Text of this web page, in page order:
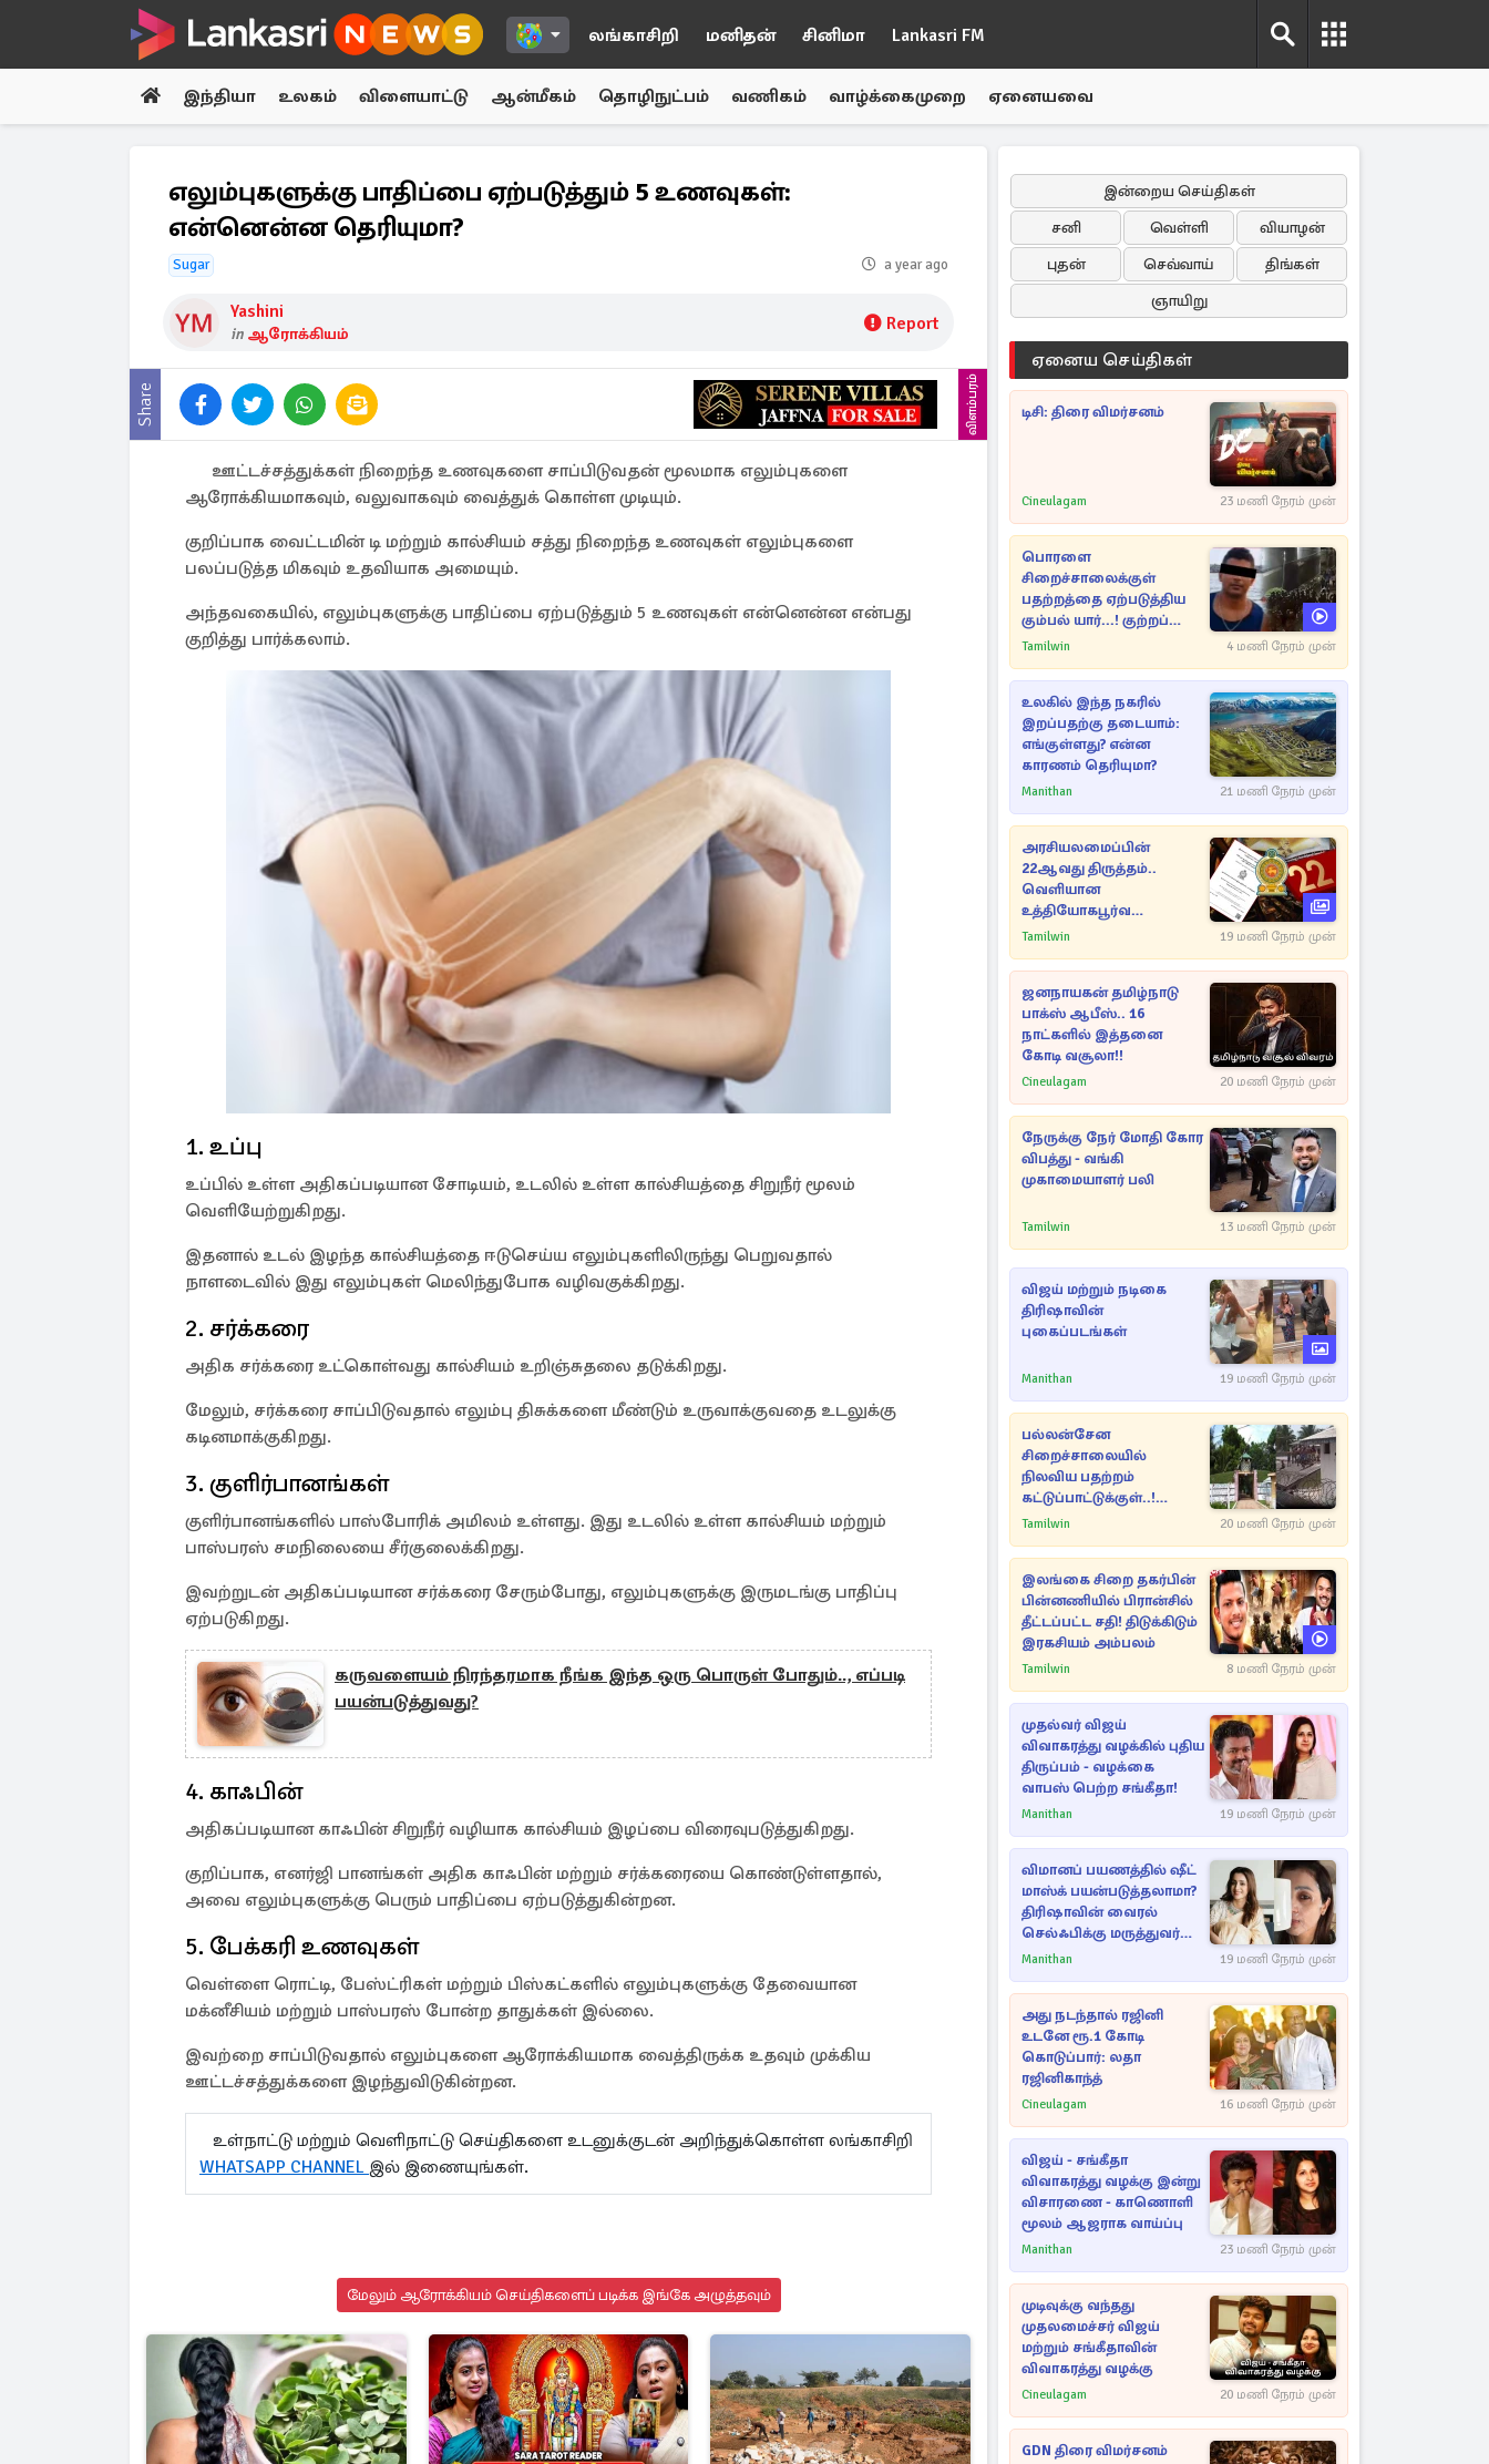
லங்காசிறி மனிதன் சினிமா Lankasri FM
இந்தியா உலகம் விளையாட்டு ஆன்மீகம் தொழிநுட்பம் வணிகம் வாழ்க்கைமுறை ஏனையவை
எலும்புகளுக்கு பாதிப்பை ஏற்படுத்தும் 5 உணவுகள்:
என்னென்ன தெரியுமா?
Sugar a year ago
Yashini
in ஆரோக்கியம் Report
Share விளம்பரம்
ஊட்டச்சத்துக்கள் நிறைந்த உணவுகளை சாப்பிடுவதன் மூலமாக எலும்புகளை
ஆரோக்கியமாகவும், வலுவாகவும் வைத்துக் கொள்ள முடியும்.
குறிப்பாக வைட்டமின் டி மற்றும் கால்சியம் சத்து நிறைந்த உணவுகள் எலும்புகளை
பலப்படுத்த மிகவும் உதவியாக அமையும்.
அந்தவகையில், எலும்புகளுக்கு பாதிப்பை ஏற்படுத்தும் 5 உணவுகள் என்னென்ன என்பது
குறித்து பார்க்கலாம்.
1. உப்பு
உப்பில் உள்ள அதிகப்படியான சோடியம், உடலில் உள்ள கால்சியத்தை சிறுநீர் மூலம்
வெளியேற்றுகிறது.
இதனால் உடல் இழந்த கால்சியத்தை ஈடுசெய்ய எலும்புகளிலிருந்து பெறுவதால்
நாளடைவில் இது எலும்புகள் மெலிந்துபோக வழிவகுக்கிறது.
2. சர்க்கரை
அதிக சர்க்கரை உட்கொள்வது கால்சியம் உறிஞ்சுதலை தடுக்கிறது.
மேலும், சர்க்கரை சாப்பிடுவதால் எலும்பு திசுக்களை மீண்டும் உருவாக்குவதை உடலுக்கு
கடினமாக்குகிறது.
3. குளிர்பானங்கள்
குளிர்பானங்களில் பாஸ்போரிக் அமிலம் உள்ளது. இது உடலில் உள்ள கால்சியம் மற்றும்
பாஸ்பரஸ் சமநிலையை சீர்குலைக்கிறது.
இவற்றுடன் அதிகப்படியான சர்க்கரை சேரும்போது, எலும்புகளுக்கு இருமடங்கு பாதிப்பு
ஏற்படுகிறது.
கருவளையம் நிரந்தரமாக நீங்க இந்த ஒரு பொருள் போதும்.., எப்படி
பயன்படுத்துவது?
4. காஃபின்
அதிகப்படியான காஃபின் சிறுநீர் வழியாக கால்சியம் இழப்பை விரைவுபடுத்துகிறது.
குறிப்பாக, எனர்ஜி பானங்கள் அதிக காஃபின் மற்றும் சர்க்கரையை கொண்டுள்ளதால்,
அவை எலும்புகளுக்கு பெரும் பாதிப்பை ஏற்படுத்துகின்றன.
5. பேக்கரி உணவுகள்
வெள்ளை ரொட்டி, பேஸ்ட்ரிகள் மற்றும் பிஸ்கட்களில் எலும்புகளுக்கு தேவையான
மக்னீசியம் மற்றும் பாஸ்பரஸ் போன்ற தாதுக்கள் இல்லை.
இவற்றை சாப்பிடுவதால் எலும்புகளை ஆரோக்கியமாக வைத்திருக்க உதவும் முக்கிய
ஊட்டச்சத்துக்களை இழந்துவிடுகின்றன.
உள்நாட்டு மற்றும் வெளிநாட்டு செய்திகளை உடனுக்குடன் அறிந்துக்கொள்ள லங்காசிறி
WHATSAPP CHANNEL இல் இணையுங்கள்.
மேலும் ஆரோக்கியம் செய்திகளைப் படிக்க இங்கே அழுத்தவும்
இன்றைய செய்திகள்
சனி
வெள்ளி
வியாழன்
புதன்
செவ்வாய்
திங்கள்
ஞாயிறு
ஏனைய செய்திகள்
டிசி: திரை விமர்சனம்
Cineulagam 23 மணி நேரம் முன்
பொரளை
சிறைச்சாலைக்குள்
பதற்றத்தை ஏற்படுத்திய
கும்பல் யார்...! குற்றப்
பின்னணி தொடர்பில்
Tamilwin 4 மணி நேரம் முன்
உலகில் இந்த நகரில்
இறப்பதற்கு தடையாம்:
எங்குள்ளது? என்ன
காரணம் தெரியுமா?
Manithan 21 மணி நேரம் முன்
அரசியலமைப்பின்
22ஆவது திருத்தம்..
வெளியான
உத்தியோகபூர்வ
அறிவிப்பு!
Tamilwin 19 மணி நேரம் முன்
ஜனநாயகன் தமிழ்நாடு
பாக்ஸ் ஆபீஸ்.. 16
நாட்களில் இத்தனை
கோடி வசூலா!!
Cineulagam 20 மணி நேரம் முன்
நேருக்கு நேர் மோதி கோர
விபத்து - வங்கி
முகாமையாளர் பலி
Tamilwin 13 மணி நேரம் முன்
விஜய் மற்றும் நடிகை
திரிஷாவின்
புகைப்படங்கள்
Manithan 19 மணி நேரம் முன்
பல்லன்சேன
சிறைச்சாலையில்
நிலவிய பதற்றம்
கட்டுப்பாட்டுக்குள்..!
அதிரடியாக களமிறங்கிய
Tamilwin 20 மணி நேரம் முன்
இலங்கை சிறை தகர்பின்
பின்னணியில் பிரான்சில்
தீட்டப்பட்ட சதி! திடுக்கிடும்
இரகசியம் அம்பலம்
Tamilwin 8 மணி நேரம் முன்
முதல்வர் விஜய்
விவாகரத்து வழக்கில் புதிய
திருப்பம் - வழக்கை
வாபஸ் பெற்ற சங்கீதா!
Manithan 19 மணி நேரம் முன்
விமானப் பயணத்தில் ஷீட்
மாஸ்க் பயன்படுத்தலாமா?
திரிஷாவின் வைரல்
செல்ஃபிக்கு மருத்துவர்
விளக்கம்
Manithan 19 மணி நேரம் முன்
அது நடந்தால் ரஜினி
உடனே ரூ.1 கோடி
கொடுப்பார்: லதா
ரஜினிகாந்த்
Cineulagam 16 மணி நேரம் முன்
விஜய் - சங்கீதா
விவாகரத்து வழக்கு இன்று
விசாரணை - காணொளி
மூலம் ஆஜராக வாய்ப்பு
Manithan 23 மணி நேரம் முன்
முடிவுக்கு வந்தது
முதலமைச்சர் விஜய்
மற்றும் சங்கீதாவின்
விவாகரத்து வழக்கு
Cineulagam 20 மணி நேரம் முன்
GDN திரை விமர்சனம்